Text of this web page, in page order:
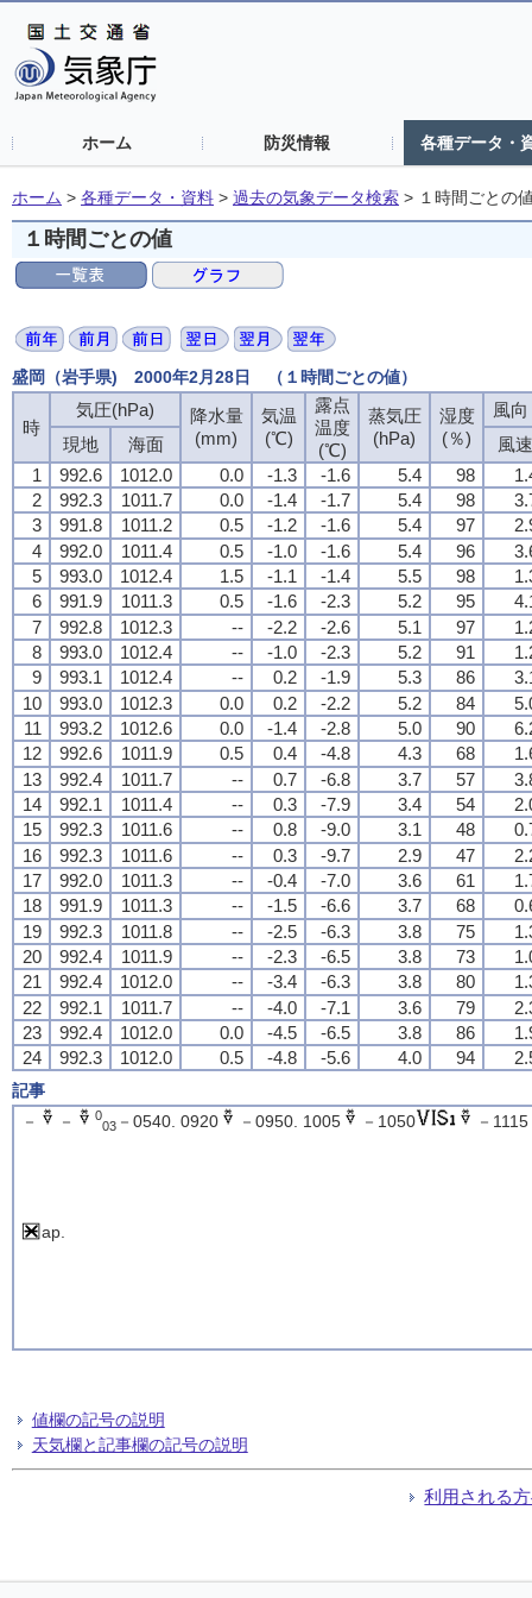
ホーム 防災情報 各種データ・
ホーム > 各種データ・資料 > 過去の気象データ検索 > １時間ごとの
１時間ごとの値
盛岡（岩手県) 2000年2月28日 （１時間ごとの値）
時
気圧(hPa)
降水量
(mm)
気温
(℃)
露点
温度
(℃)
蒸気圧
(hPa)
湿度
(％)
風
現地
海面
風速
1
992.6 1012.0 0.0 -1.3 -1.6 5.4 98
2
992.3 1011.7 0.0 -1.4 -1.7 5.4 98
3
991.8 1011.2 0.5 -1.2 -1.6 5.4 97
4
992.0 1011.4 0.5 -1.0 -1.6 5.4 96
5
993.0 1012.4 1.5 -1.1 -1.4 5.5 98
6
991.9 1011.3 0.5 -1.6 -2.3 5.2 95
7
992.8 1012.3 -- -2.2 -2.6 5.1 97
8
993.0 1012.4 -- -1.0 -2.3 5.2 91
9
993.1 1012.4 -- 0.2 -1.9 5.3 86
10
993.0 1012.3 0.0 0.2 -2.2 5.2 84
11
993.2 1012.6 0.0 -1.4 -2.8 5.0 90
12
992.6 1011.9 0.5 0.4 -4.8 4.3 68
13
992.4 1011.7 -- 0.7 -6.8 3.7 57
14
992.1 1011.4 -- 0.3 -7.9 3.4 54
15
992.3 1011.6 -- 0.8 -9.0 3.1 48
16
992.3 1011.6 -- 0.3 -9.7 2.9 47
17
992.0 1011.3 -- -0.4 -7.0 3.6 61
18
991.9 1011.3 -- -1.5 -6.6 3.7 68
19
992.3 1011.8 -- -2.5 -6.3 3.8 75
20
992.4 1011.9 -- -2.3 -6.5 3.8 73
21
992.4 1012.0 -- -3.4 -6.3 3.8 80
22
992.1 1011.7 -- -4.0 -7.1 3.6 79
23
992.4 1012.0 0.0 -4.5 -6.5 3.8 86
24
992.3 1012.0 0.5 -4.8 -5.6 4.0 94
記事
－
－ 0
03－0540. 0920 －0950. 1005 －1050 －1115
ap.
値欄の記号の説明
天気欄と記事欄の記号の説明
利用される